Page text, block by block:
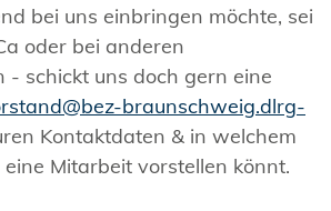
bei uns einbringen möchte, sei
oder bei anderen
- schickt uns doch gern eine
braunschweig.dlrg-
Kontaktdaten & in welchem
Mitarbeit vorstellen könnt.